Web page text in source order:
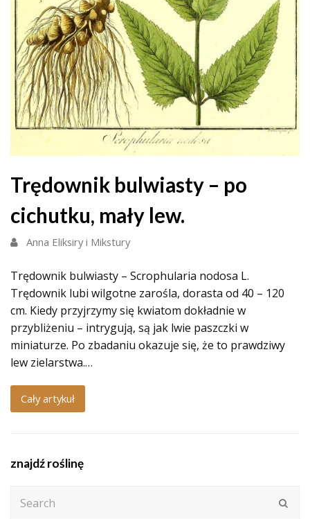
Trędownik bulwiasty – po
cichutku, mały lew.
Anna Eliksiry i Mikstury
Trędownik bulwiasty – Scrophularia nodosa L.
Trędownik lubi wilgotne zarośla, dorasta od 40 – 120
cm. Kiedy przyjrzymy się kwiatom dokładnie w
przybliżeniu – intrygują, są jak lwie paszczki w
miniaturze. Po zbadaniu okazuje się, że to prawdziwy
lew zielarstwa.…
Cały artykuł
znajdź roślinę